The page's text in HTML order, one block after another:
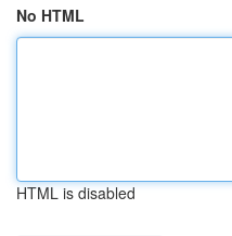
No HTML
HTML is disabled